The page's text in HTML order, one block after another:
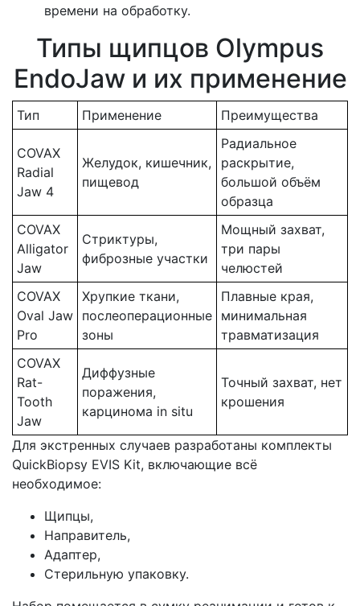
времени на обработку.
Типы щипцов Olympus
EndoJaw и их применение
Тип Применение Преимущества
COVAX
Radial
Jaw 4
Желудок, кишечник,
пищевод
Радиальное
раскрытие,
большой объём
образца
COVAX
Alligator
Jaw
Стриктуры,
фиброзные участки
Мощный захват,
три пары
челюстей
COVAX
Oval Jaw
Pro
Хрупкие ткани,
послеоперационные
зоны
Плавные края,
минимальная
травматизация
COVAX
Rat-
Tooth
Jaw
Диффузные
поражения,
карцинома in situ
Точный захват, нет
крошения
Для экстренных случаев разработаны комплекты
QuickBiopsy EVIS Kit, включающие всё
необходимое:
Щипцы,
Направитель,
Адаптер,
Стерильную упаковку.